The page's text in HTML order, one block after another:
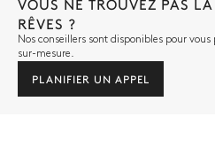
RÊVES ?
Nos conseillers sont disponibles pour
sur-mesure.
PLANIFIER UN APPEL